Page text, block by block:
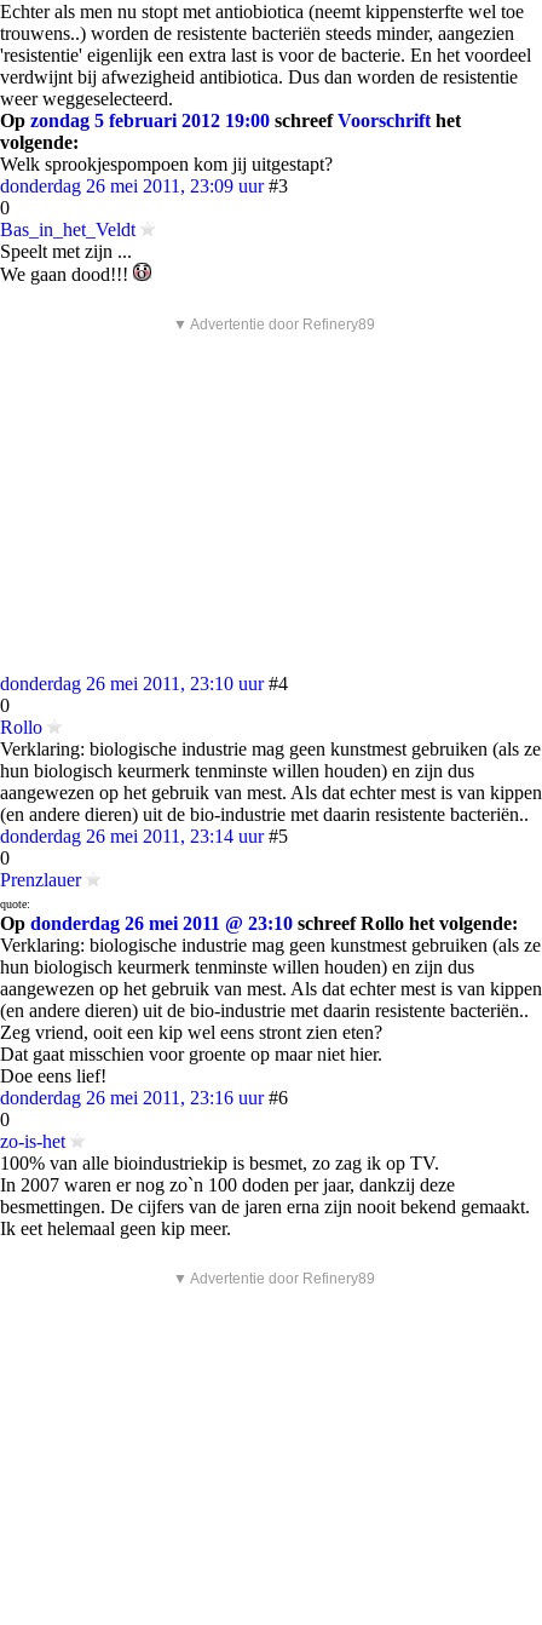
Echter als men nu stopt met antiobiotica (neemt kippensterfte wel toe
trouwens..) worden de resistente bacteriën steeds minder, aangezien
'resistentie' eigenlijk een extra last is voor de bacterie. En het voordeel
verdwijnt bij afwezigheid antibiotica. Dus dan worden de resistentie
weer weggeselecteerd.
Op zondag 5 februari 2012 19:00 schreefVoorschrift het
volgende:
Welk sprookjespompoen kom jij uitgestapt?
donderdag 26 mei 2011, 23:09 uur #3
0
Bas_in_het_Veldt
Speelt met zijn ...
We gaan dood!!!
▼ Advertentie door Refinery89
donderdag 26 mei 2011, 23:10 uur #4
0
Rollo
Verklaring: biologische industrie mag geen kunstmest gebruiken (als ze
hun biologisch keurmerk tenminste willen houden) en zijn dus
aangewezen op het gebruik van mest. Als dat echter mest is van kippen
(en andere dieren) uit de bio-industrie met daarin resistente bacteriën..
donderdag 26 mei 2011, 23:14 uur #5
0
Prenzlauer
quote:
Op donderdag 26 mei 2011 @ 23:10 schreef Rollo het volgende:
Verklaring: biologische industrie mag geen kunstmest gebruiken (als ze
hun biologisch keurmerk tenminste willen houden) en zijn dus
aangewezen op het gebruik van mest. Als dat echter mest is van kippen
(en andere dieren) uit de bio-industrie met daarin resistente bacteriën..
Zeg vriend, ooit een kip wel eens stront zien eten?
Dat gaat misschien voor groente op maar niet hier.
Doe eens lief!
donderdag 26 mei 2011, 23:16 uur #6
0
zo-is-het
100% van alle bioindustriekip is besmet, zo zag ik op TV.
In 2007 waren er nog zo`n 100 doden per jaar, dankzij deze
besmettingen. De cijfers van de jaren erna zijn nooit bekend gemaakt.
Ik eet helemaal geen kip meer.
▼ Advertentie door Refinery89